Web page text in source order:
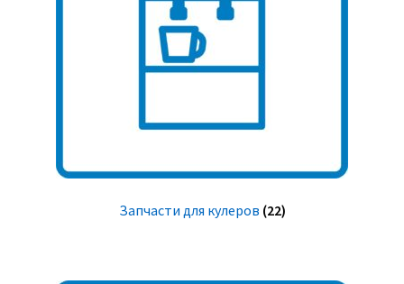
Запчасти для кулеров (22)